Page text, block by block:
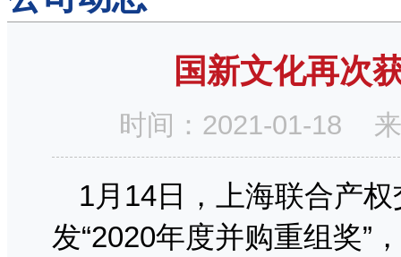
国新文化再次
时间：2021-01-18
1月14日，上海联合产
发“2020年度并购重组奖”